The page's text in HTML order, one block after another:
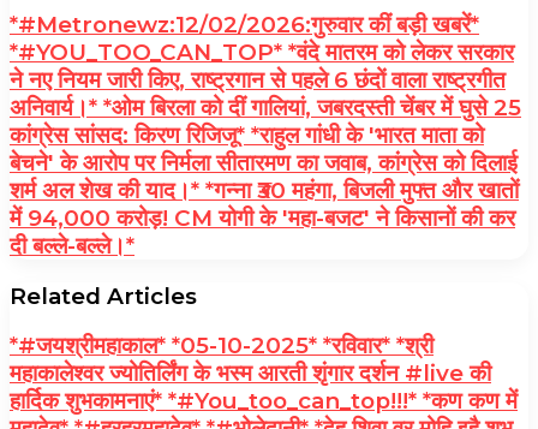
*#Metronewz:12/02/2026:गुरुवार कीं बड़ी खबरें*
*#YOU_TOO_CAN_TOP* *वंदे मातरम को लेकर सरकार
ने नए नियम जारी किए, राष्ट्रगान से पहले 6 छंदों वाला राष्ट्रगीत
अनिवार्य।* *ओम बिरला को दीं गालियां, जबरदस्ती चेंबर में घुसे 25
कांग्रेस सांसद: किरण रिजिजू* *राहुल गांधी के 'भारत माता को
बेचने' के आरोप पर निर्मला सीतारमण का जवाब, कांग्रेस को दिलाई
शर्म अल शेख की याद।* *गन्ना ₹30 महंगा, बिजली मुफ्त और खातों
में 94,000 करोड़! CM योगी के 'महा-बजट' ने किसानों की कर
दी बल्ले-बल्ले।*
Related Articles
*#जयश्रीमहाकाल* *05-10-2025* *रविवार* *श्री
महाकालेश्वर ज्योतिर्लिंग के भस्म आरती शृंगार दर्शन #live की
हार्दिक शुभकामनाएं* *#You_too_can_top!!!* *कण कण में